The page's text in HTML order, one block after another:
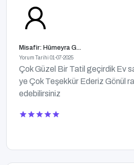
Misafir: Hümeyra G...
Yorum Tarihi 01-07-2025
Çok Güzel Bir Tatil geçirdik Ev
ye Çok Teşekkür Ederiz Gönül
edebilirsiniz